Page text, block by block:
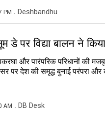
PM Deshbandhu
पर विद्या बालन ने
और पारंपरिक परिधानों की
पर देश की समृद्ध बुनाई परंपरा और
AM DB Desk